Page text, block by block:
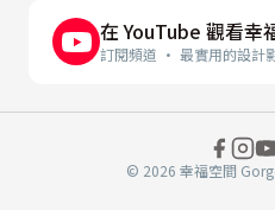
在 YouTube 觀看幸
訂閱頻道 · 最實用的設計
© 2026 幸福空間